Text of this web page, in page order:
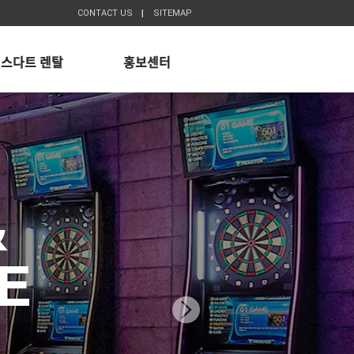
CONTACT US SITEMAP
다트 렌탈 홍보센터